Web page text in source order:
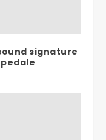
signature